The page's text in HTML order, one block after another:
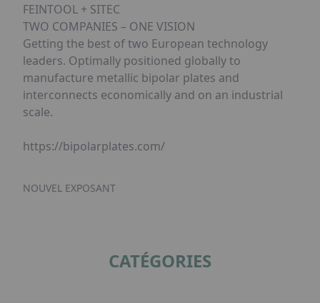
FEINTOOL + SITEC
TWO COMPANIES – ONE VISION
Getting the best of two European technology
leaders. Optimally positioned globally to
manufacture metallic bipolar plates and
interconnects economically and on an industrial
scale.
https://bipolarplates.com/
NOUVEL EXPOSANT
CATÉGORIES